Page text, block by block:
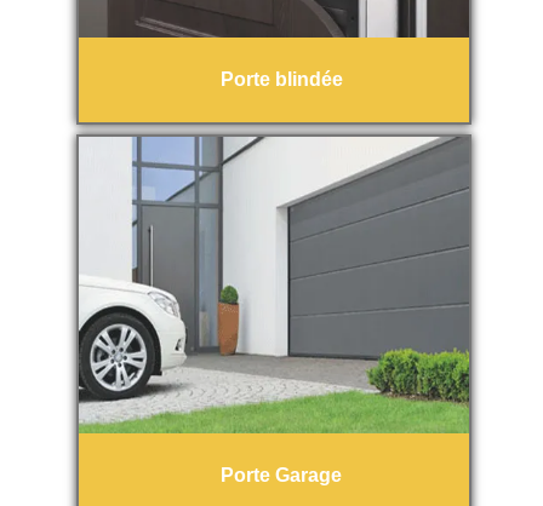
Porte blindée
Porte Garage